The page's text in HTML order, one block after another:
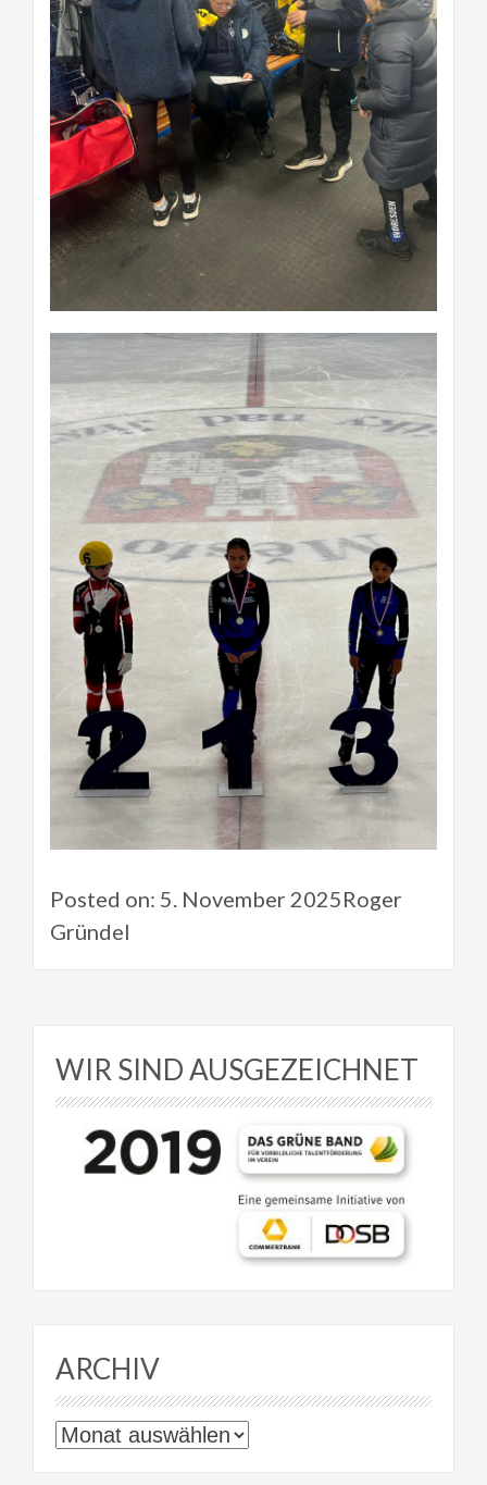
Posted on: 5. November 2025Roger
Gründel
WIR SIND AUSGEZEICHNET
ARCHIV
Archiv